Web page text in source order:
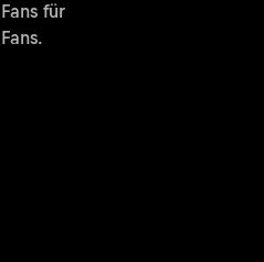
Fans für
Fans.